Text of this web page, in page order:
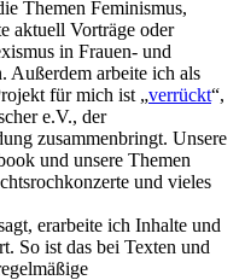
Themen Feminismus,
aktuell Vorträge oder
in Frauen- und
Außerdem arbeite ich als
für mich ist „verrückt“,
e.V., der
zusammenbringt. Unsere
und unsere Themen
und vieles
erarbeite ich Inhalte und
So ist das bei Texten und